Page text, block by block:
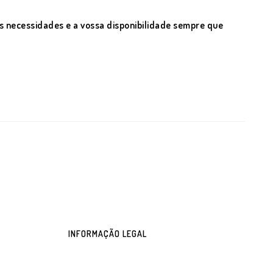
e a vossa disponibilidade sempre que
INFORMAÇÃO LEGAL